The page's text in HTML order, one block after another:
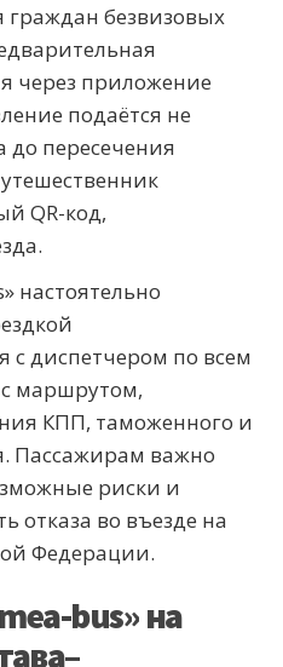
граждан безвизовых
через приложение
подаётся не
до пересечения
QR-код,
настоятельно
с диспетчером по всем
маршрутом,
КПП, таможенного и
Пассажирам важно
риски и
отказа во въезде на
Федерации.
bus» на